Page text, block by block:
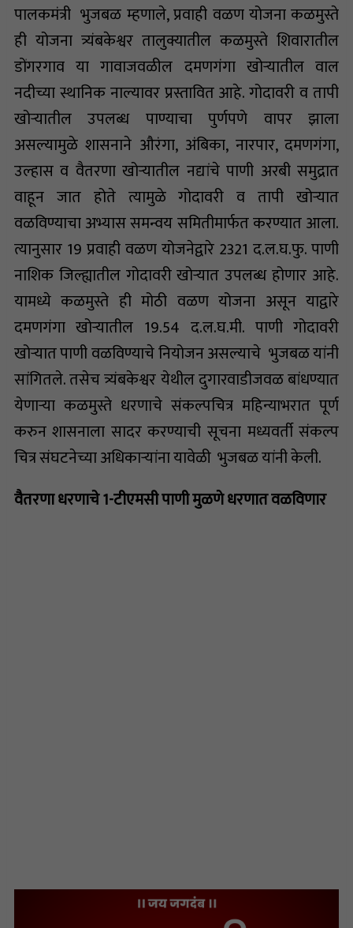
पालकमंत्री भुजबळ म्हणाले, प्रवाही वळण योजना कळमुस्ते
ही योजना त्र्यंबकेश्वर तालुक्यातील कळमुस्ते शिवारातील
डोंगरगाव या गावाजवळील दमणगंगा खोऱ्यातील वाल
नदीच्या स्थानिक नाल्यावर प्रस्तावित आहे. गोदावरी व तापी
खोऱ्यातील उपलब्ध पाण्याचा पुर्णपणे वापर झाला
असल्यामुळे शासनाने औरंगा, अंबिका, नारपार, दमणगंगा,
उल्हास व वैतरणा खोऱ्यातील नद्यांचे पाणी अरबी समुद्रात
वाहून जात होते त्यामुळे गोदावरी व तापी खोऱ्यात
वळविण्याचा अभ्यास समन्वय समितीमार्फत करण्यात आला.
त्यानुसार 19 प्रवाही वळण योजनेद्वारे 2321 द.ल.घ.फु. पाणी
नाशिक जिल्ह्यातील गोदावरी खोऱ्यात उपलब्ध होणार आहे.
यामध्ये कळमुस्ते ही मोठी वळण योजना असून याद्वारे
दमणगंगा खोऱ्यातील 19.54 द.ल.घ.मी. पाणी गोदावरी
खोऱ्यात पाणी वळविण्याचे नियोजन असल्याचे भुजबळ यांनी
सांगितले. तसेच त्र्यंबकेश्वर येथील दुगारवाडीजवळ बांधण्यात
येणाऱ्या कळमुस्ते धरणाचे संकल्पचित्र महिन्याभरात पूर्ण
करुन शासनाला सादर करण्याची सूचना मध्यवर्ती संकल्प
चित्र संघटनेच्या अधिकाऱ्यांना यावेळी भुजबळ यांनी केली.
वैतरणा धरणाचे 1-टीएमसी पाणी मुळणे धरणात वळविणार